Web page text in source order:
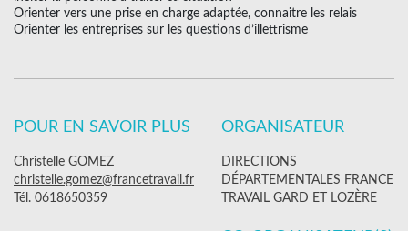
Orienter vers une prise en charge adaptée, connaitre les relais
Orienter les entreprises sur les questions d’illettrisme
POUR EN SAVOIR PLUS
Christelle GOMEZ
christelle.gomez@francetravail.fr
Tél. 0618650359
ORGANISATEUR
DIRECTIONS
DÉPARTEMENTALES FRANCE
TRAVAIL GARD ET LOZÈRE